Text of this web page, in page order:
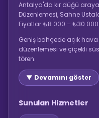
Antalya'da kır düğü
Düzenlemesi, Sahne
Fiyatlar ₺8.000 – ₺30.000
Geniş bahçede açık
düzenlemesi ve çiçekli
tören.
▼ Devamını göster
Sunulan Hizmetler